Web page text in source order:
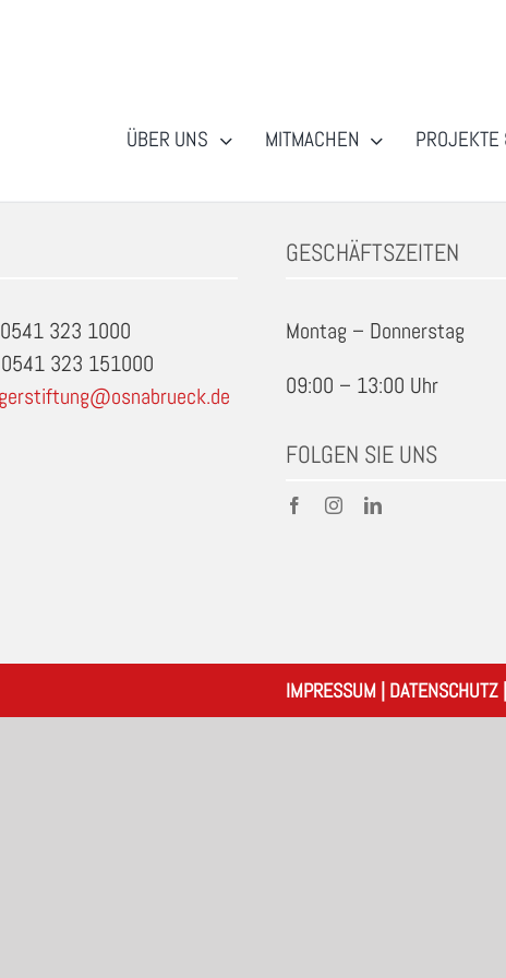
ÜBER UNS MITMACHEN PROJEKTE
323 1000
323 151000
GESCHÄFTSZEITEN
Montag – Donnerstag
09:00 – 13:00 Uhr
FOLGEN SIE UNS
IMPRESSUM | DATENSCHUTZ|